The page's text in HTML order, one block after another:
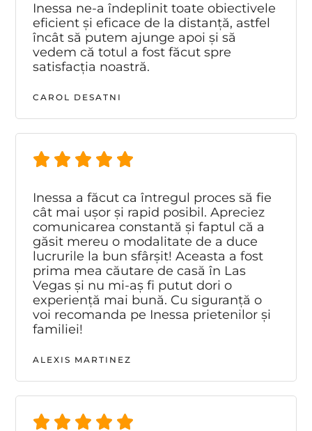
Inessa ne-a îndeplinit toate obiectivele
eficient și eficace de la distanță, astfel
încât să putem ajunge apoi și să
vedem că totul a fost făcut spre
satisfacția noastră.
CAROL DESATNI
Inessa a făcut ca întregul proces să fie
cât mai ușor și rapid posibil. Apreciez
comunicarea constantă și faptul că a
găsit mereu o modalitate de a duce
lucrurile la bun sfârșit! Aceasta a fost
prima mea căutare de casă în Las
Vegas și nu mi-aș fi putut dori o
experiență mai bună. Cu siguranță o
voi recomanda pe Inessa prietenilor și
familiei!
ALEXIS MARTINEZ